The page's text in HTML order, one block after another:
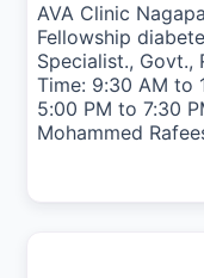
AVA Clinic
Fellowship
Specialist., Govt.,
Time: 9:30 AM to
5:00 PM to 7:30
Mohammed